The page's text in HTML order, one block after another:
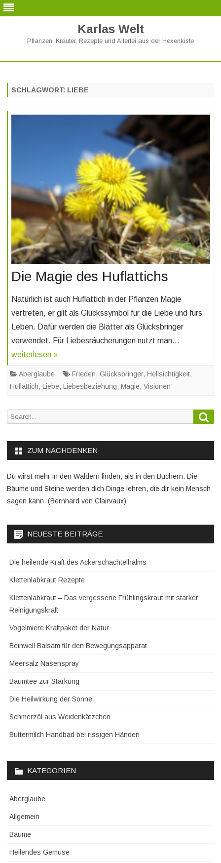
Karlas Welt
Pflanzen, Kräuter, Rezepte und Allerlei aus der Hexenkiste
SCHLAGWORT: LIEBE
Die Magie des Huflattichs
Natürlich ist auch Huflattich in der Pflanzen Magie
vertreten, er gilt als Glückssymbol für die Liebe und fürs
Leben. Dafür werden die Blätter als Glücksbringer
verwendet. Für Liebesräucherungen nutzt man…
weiterlesen »
Aberglaube Frieden, Glücksbringer, Hellsichtigkeit,
Huflattich, Liebe, Liebesbeziehung, Magie, Visionen
Search
ZUM NACHDENKEN
Du wirst mehr in den Wäldern finden, als in den Büchern. Die
Bäume und Steine werden dich Dinge lehren, die dir kein Mensch
sagen kann. (Bernhard von Clairvaux)
NEUESTE BEITRÄGE
Die heilende Kraft des Ackerschachtelhalms
Klettenlabkraut Rezepte
Klettenlabkraut – Das vergessene Frühlingskraut mit starker
Reinigungskraft
Vogelmiere Kraftpaket der Natur
Beinwell Balsam für den Bewegungsapparat
Meersalz Nasenspray
Baumtee zur Stärkung
Die Heilwirkung der Sonne
Schmerzöl aus Weidenkätzchen
Buttermilch Handbad bei rissigen Händen
KATEGORIEN
Aberglaube
Allgemein
Bäume
Heilendes Gemüse